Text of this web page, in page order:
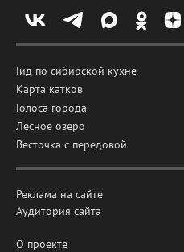
Гид по сибирской кухне
Карта катков
Голоса города
Лесное озеро
Весточка с передовой
Реклама на сайте
Аудитория сайта
О проекте